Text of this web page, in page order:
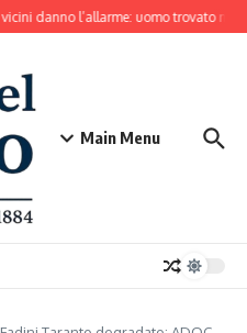
danno l’allarme: uomo trovato
Main Menu